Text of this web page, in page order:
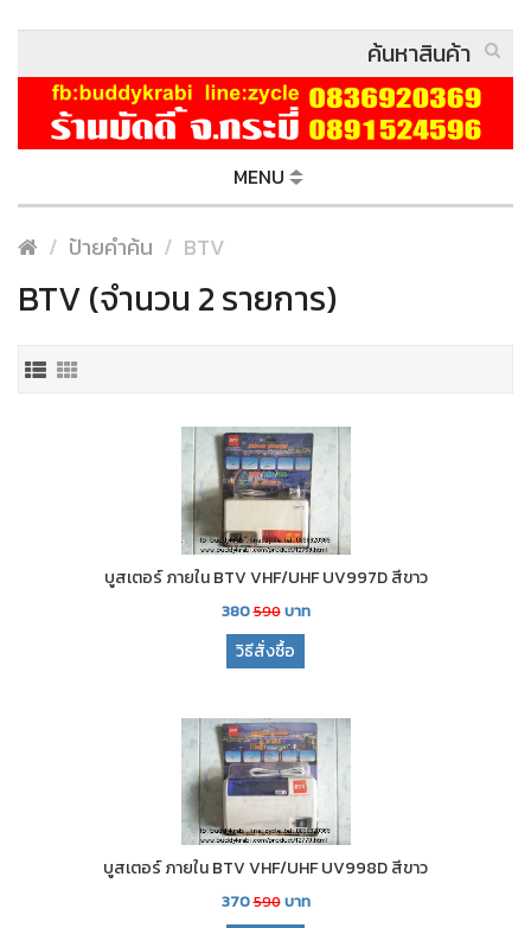
MENU
ป้ายคำค้น BTV
BTV (จำนวน 2 รายการ)
บูสเตอร์ ภายใน BTV VHF/UHF UV997D สีขาว
380590บาท
วิธีสั่งซื้อ
บูสเตอร์ ภายใน BTV VHF/UHF UV998D สีขาว
370590บาท